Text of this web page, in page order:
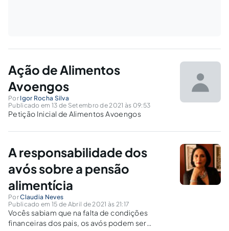
Ação de Alimentos
Avoengos
Por Igor Rocha Silva
Publicado em 13 de Setembro de 2021 às 09:53
Petição Inicial de Alimentos Avoengos
A responsabilidade dos
avós sobre a pensão
alimentícia
PorClaudia Neves
Publicado em 15 de Abril de 2021 às 21:17
Vocês sabiam que na falta de condições
financeiras dos pais, os avós podem ser